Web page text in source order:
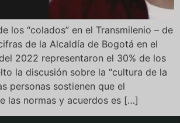
los “colados” en el Transmilenio – de
de la Alcaldía de Bogotá en el
2022 representaron el 30% de los
la discusión sobre la “cultura de la
personas sostienen que el
las normas y acuerdos es […]